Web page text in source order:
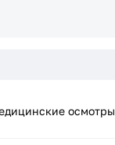
осмотры